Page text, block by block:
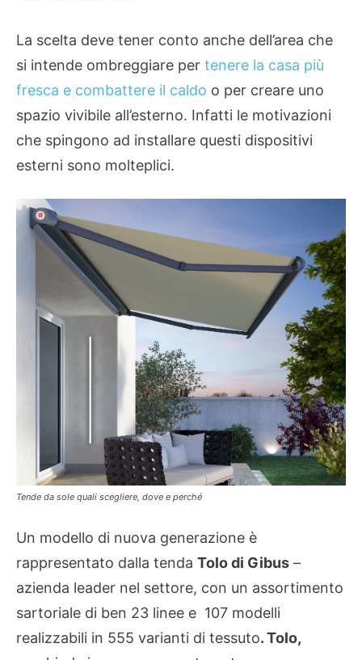
La scelta deve tener conto anche dell’area che
si intende ombreggiare per tenere la casa più
fresca e combattere il caldo o per creare uno
spazio vivibile all’esterno. Infatti le motivazioni
che spingono ad installare questi dispositivi
esterni sono molteplici.
Tende da sole quali scegliere, dove e perché
Un modello di nuova generazione è
rappresentato dalla tenda Tolo di Gibus –
azienda leader nel settore, con un assortimento
sartoriale di ben 23 linee e 107 modelli
realizzabili in 555 varianti di tessuto. Tolo,